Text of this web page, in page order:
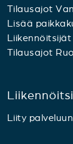
Tilausajot
Lisää
Tilausajot
Liity